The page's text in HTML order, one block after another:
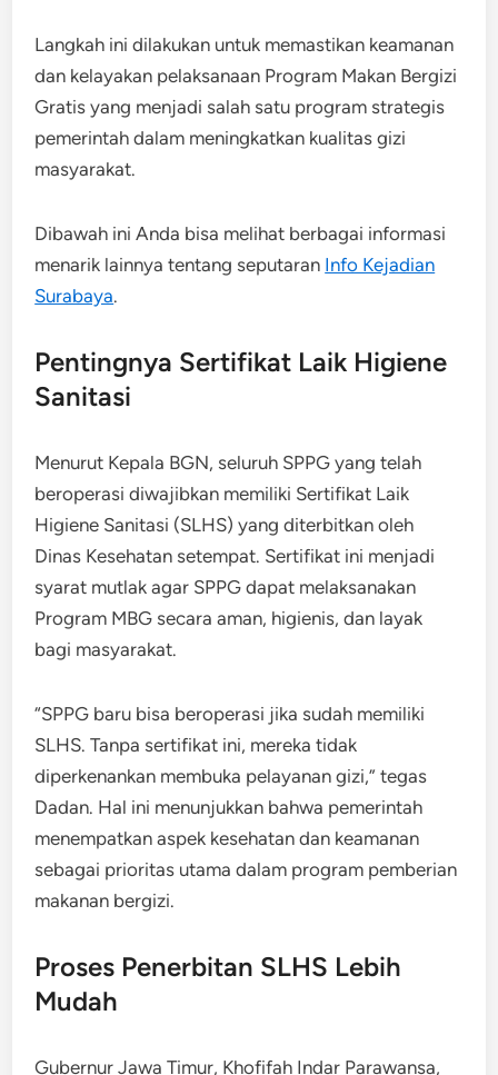
Langkah ini dilakukan untuk memastikan keamanan
dan kelayakan pelaksanaan Program Makan Bergizi
Gratis yang menjadi salah satu program strategis
pemerintah dalam meningkatkan kualitas gizi
masyarakat.
Dibawah ini Anda bisa melihat berbagai informasi
menarik lainnya tentang seputaran Info Kejadian
Surabaya.
Pentingnya Sertifikat Laik Higiene
Sanitasi
Menurut Kepala BGN, seluruh SPPG yang telah
beroperasi diwajibkan memiliki Sertifikat Laik
Higiene Sanitasi (SLHS) yang diterbitkan oleh
Dinas Kesehatan setempat. Sertifikat ini menjadi
syarat mutlak agar SPPG dapat melaksanakan
Program MBG secara aman, higienis, dan layak
bagi masyarakat.
“SPPG baru bisa beroperasi jika sudah memiliki
SLHS. Tanpa sertifikat ini, mereka tidak
diperkenankan membuka pelayanan gizi,” tegas
Dadan. Hal ini menunjukkan bahwa pemerintah
menempatkan aspek kesehatan dan keamanan
sebagai prioritas utama dalam program pemberian
makanan bergizi.
Proses Penerbitan SLHS Lebih
Mudah
Gubernur Jawa Timur, Khofifah Indar Parawansa,